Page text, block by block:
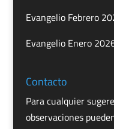
Evangelio Febrero
Evangelio Enero
Contacto
Para cualquier
observaciones